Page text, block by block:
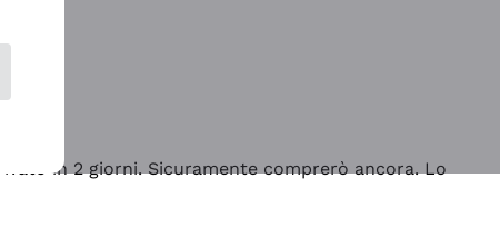
in 2 giorni. Sicuramente comprerò ancora. Lo